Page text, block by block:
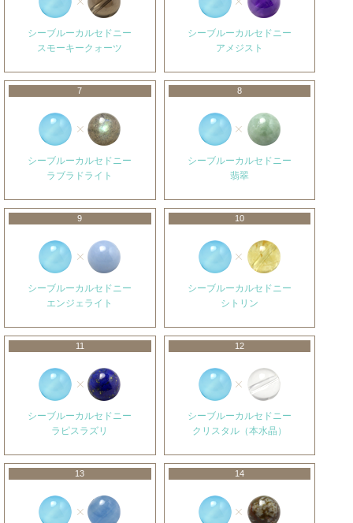
シーブルーカルセドニー
スモーキークォーツ
シーブルーカルセドニー
アメジスト
7
シーブルーカルセドニー
ラブラドライト
8
シーブルーカルセドニー
翡翠
9
シーブルーカルセドニー
エンジェライト
10
シーブルーカルセドニー
シトリン
11
シーブルーカルセドニー
ラピスラズリ
12
シーブルーカルセドニー
クリスタル（本水晶）
13 14